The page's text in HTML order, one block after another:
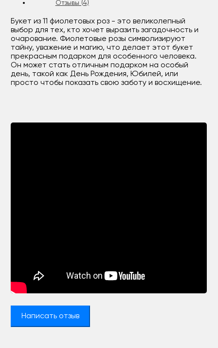
Отзывы (4)
Букет из 11 фиолетовых роз - это великолепный
выбор для тех, кто хочет выразить загадочность и
очарование. Фиолетовые розы символизируют
тайну, уважение и магию, что делает этот букет
прекрасным подарком для особенного человека.
Он может стать отличным подарком на особый
день, такой как День Рождения, Юбилей, или
просто чтобы показать свою заботу и восхищение.
Написать отзыв